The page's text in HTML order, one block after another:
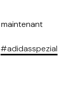
maintenant
#adidasspezial